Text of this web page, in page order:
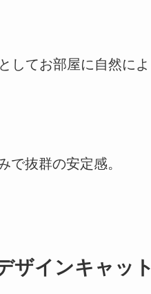
してお部屋に自然によ
で抜群の安定感。
ザインキャット